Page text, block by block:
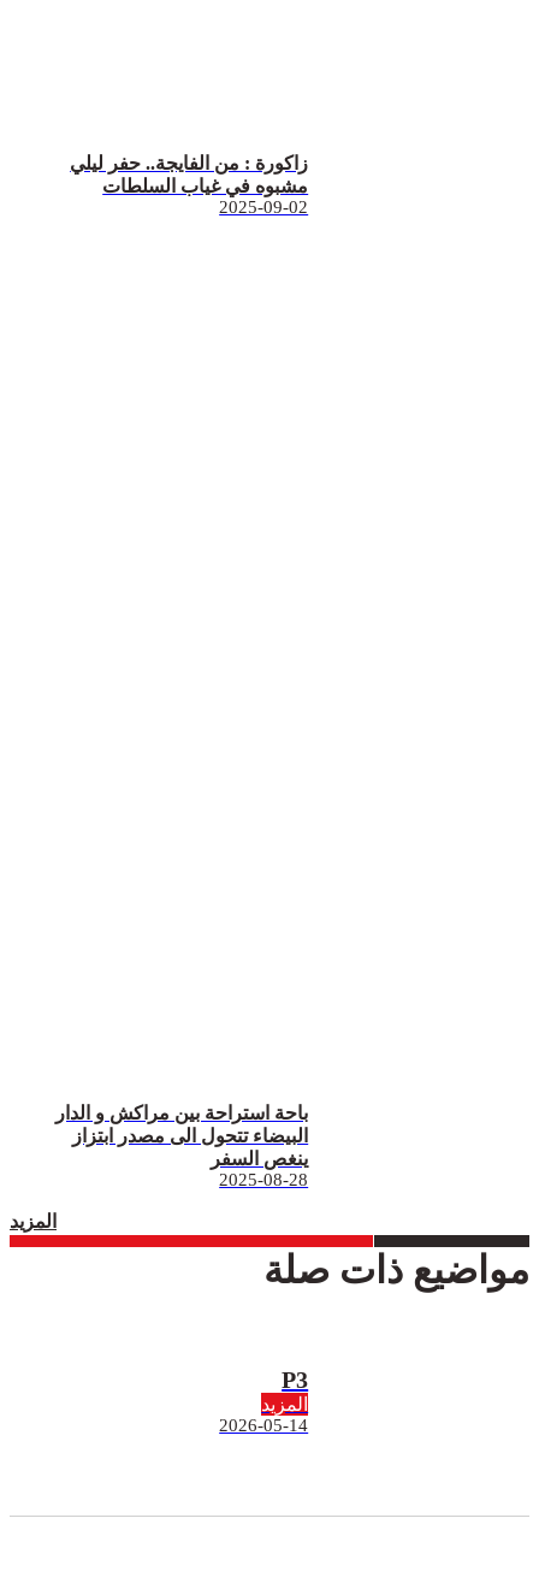
زاكورة : من الفايجة.. حفر ليلي
مشبوه في غياب السلطات
2025-09-02
باحة استراحة بين مراكش و الدار
البيضاء تتحول الى مصدر ابتزاز
ينغص السفر
2025-08-28
المزيد
مواضيع ذات صلة
P3
المزيد
2026-05-14